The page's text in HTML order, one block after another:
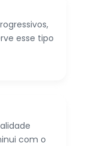
esse tipo
com o